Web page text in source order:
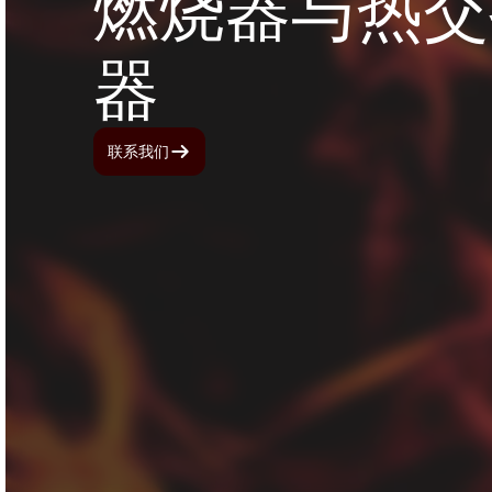
器
联系我们